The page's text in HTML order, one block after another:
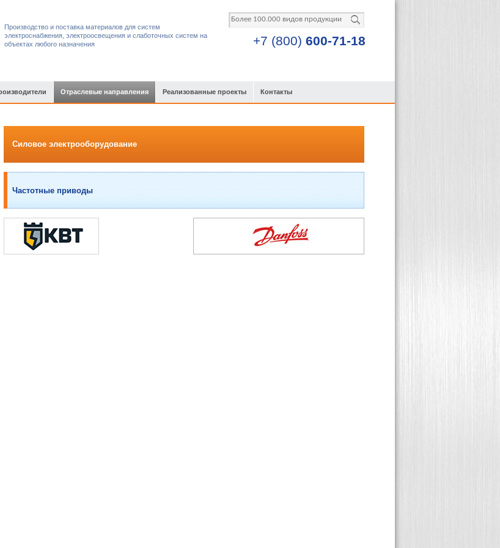
+7 (800) 600-71-18
Производство и поставка материалов для систем
электроснабжения, электроосвещения и слаботочных систем на
объектах любого назначения
Отраслевые направления Реализованные проекты Контакты
Силовое электрооборудование
Частотные приводы